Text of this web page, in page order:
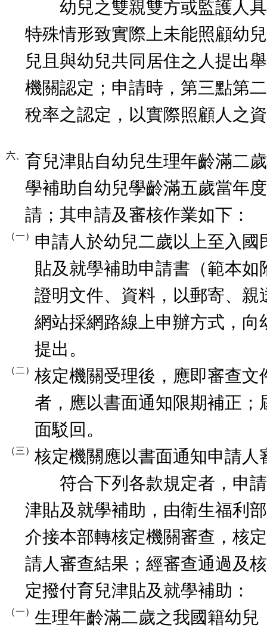
幼兒之雙親雙方或監護人具
特殊情形致實際上未能照顧幼
兒且與幼兒共同居住之人提出
機關認定；申請時，第三點第
稅率之認定，以實際照顧人之
六、 育兒津貼自幼兒生理年齡滿二
學補助自幼兒學齡滿五歲當年
請；其申請及審核作業如下：
（一） 申請人於幼兒二歲以上至入
貼及就學補助申請書（範本
證明文件、資料，以郵寄、親
網站採網路線上申辦方式，向
提出。
（二） 核定機關受理後，應即審查文
者，應以書面通知限期補正；
面駁回。
（三） 核定機關應以書面通知申請人
符合下列各款規定者，申請
津貼及就學補助，由衛生福利
介接本部轉核定機關審查，核
請人審查結果；經審查通過及
定撥付育兒津貼及就學補助：
（一） 生理年齡滿二歲之我國籍幼兒